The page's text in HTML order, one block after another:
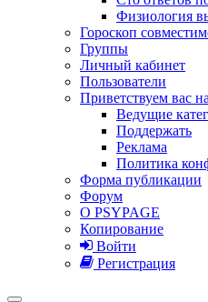
Физиология
Гороскоп
Группы
Личный кабинет
Пользователи
Приветствуем вас
Ведущие
Поддержать
Реклама
Политика
Форма публикации
Форум
О PSYPAGE
Копирование
Войти
Регистрация